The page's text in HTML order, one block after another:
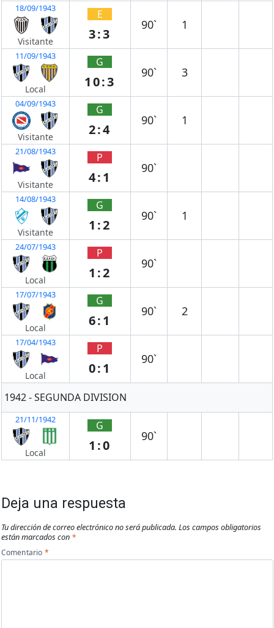
18/09/1943
Visitante
E
3:3
90` 1
11/09/1943
Local
G
10:3
90` 3
04/09/1943
Visitante
G
2:4
90` 1
21/08/1943
Visitante
P
4:1
90`
14/08/1943
Visitante
G
1:2
90` 1
24/07/1943
Local
P
1:2
90`
17/07/1943
Local
G
6:1
90` 2
17/04/1943
Local
P
0:1
90`
1942 - SEGUNDA DIVISION
21/11/1942
Local
G
1:0
90`
Deja una respuesta
Tu dirección de correo electrónico no será publicada. Los campos obligatorios
están marcados con *
Comentario *